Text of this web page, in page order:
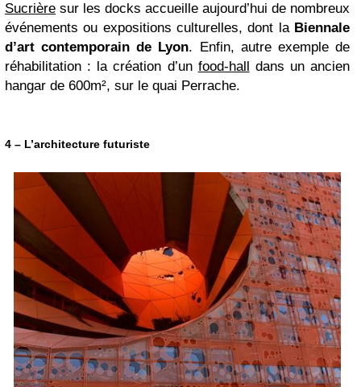
Sucrière sur les docks accueille aujourd’hui de nombreux
événements ou expositions culturelles, dont la Biennale
d’art contemporain de Lyon. Enfin, autre exemple de
réhabilitation : la création d’un food-hall
dans un ancien
hangar de 600m², sur le quai Perrache.
4 – L’architecture futuriste